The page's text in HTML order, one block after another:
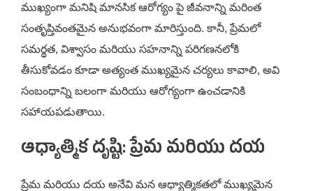
ముఖ్యంగా మనిషి మానసిక ఆరోగ్యం పై జీవనాన్ని మరింత
సంతృప్తివంతమైన అనుభవంగా మారిస్తుంది. కానీ, ప్రేమలో
సమర్థత, విశ్వాసం మరియు సహనాన్ని పరిగణనలోకి
తీసుకోవడం కూడా అత్యంత ముఖ్యమైన చర్యలు కావాలి, అవి
సంబంధాన్ని బలంగా మరియు ఆరోగ్యంగా ఉంచడానికి
సహాయపడుతాయి.
ఆధ్యాత్మిక దృష్టి: ప్రేమ మరియు దయ
ప్రేమ మరియు దయ అనేవి మన ఆధ్యాత్మికతలో ముఖ్యమైన